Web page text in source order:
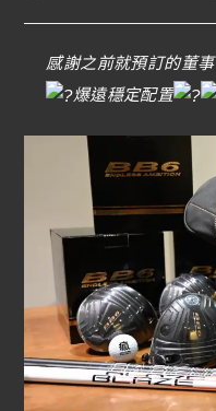
感謝之前就預訂的董
爆遠穩定配置